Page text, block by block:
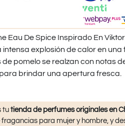
Eau De Spice Inspirado En
intensa explosión de calor en
pomelo se realzan con notas
brindar una apertura fresca.
tutienda de perfumes originales en
para mujer y hombre, y